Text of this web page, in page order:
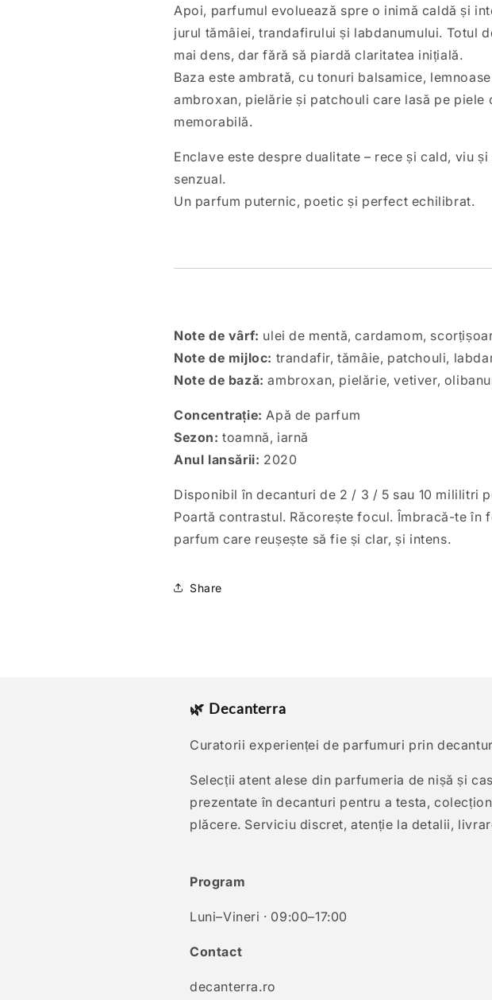
Apoi, parfumul evoluează spre o inimă caldă și
jurul tămâiei, trandafirului și labdanumului. Totul
mai dens, dar fără să piardă claritatea inițială.
Baza este ambrată, cu tonuri balsamice,
ambroxan, pielărie și patchouli care lasă pe piele
memorabilă.
Enclave este despre dualitate – rece și cald, viu
senzual.
Un parfum puternic, poetic și perfect echilibrat.
Note de vârf: ulei de mentă, cardamom,
Note de mijloc: trandafir, tămâie, patchouli,
Note de bază: ambroxan, pielărie, vetiver,
Concentrație: Apă de parfum
Sezon: toamnă, iarnă
Anul lansării: 2020
Disponibil în decanturi de 2 / 3 / 5 sau 10 mililitri
Poartă contrastul. Răcorește focul. Îmbracă-te în
parfum care reușește să fie și clar, și intens.
Share
🌿 Decanterra
Curatorii experienței de parfumuri prin
Selecții atent alese din parfumeria de nișă și
prezentate în decanturi pentru a testa,
plăcere. Serviciu discret, atenție la detalii,
Program
Luni–Vineri · 09:00–17:00
Contact
decanterra.ro